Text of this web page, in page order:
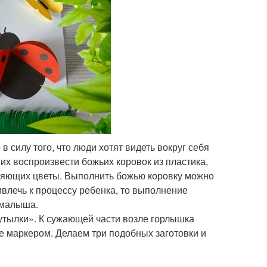
силу того, что люди хотят видеть вокруг себя
воспроизвести божьих коровок из пластика,
цветы. Выполнить божью коровку можно
к процессу ребенка, то выполнение
К сужающей части возле горлышка
Делаем три подобных заготовки и